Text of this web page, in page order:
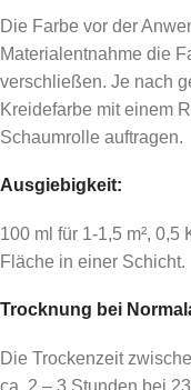
Die Farbe vor der
Materialentnahme die
verschließen. Je nach
Kreidefarbe mit einem
Schaumrolle auftragen.
Ausgiebigkeit:
100 ml für 1-1,5 m², 0,5
Fläche in einer Schicht.
Trocknung bei
Die Trockenzeit
ca. 2 – 3 Stunden bei